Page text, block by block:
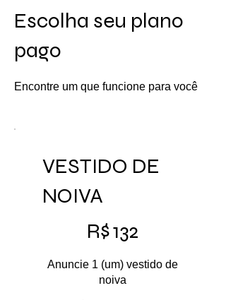
VESTIDO DE
NOIVA
R$132
Anuncie 1 (um) vestido de
noiva
Escolha seu plano
pago
Encontre um que funcione para você